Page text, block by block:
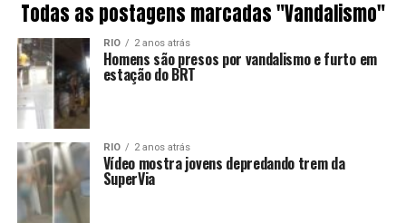
Todas as postagens marcadas "Vandalismo"
RIO 2 anos atrás
Homens são presos por vandalismo e furto em
estação do BRT
RIO 2 anos atrás
Vídeo mostra jovens depredando trem da
SuperVia